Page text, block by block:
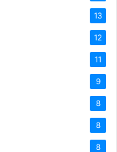
13
12
11
9
8
8
8